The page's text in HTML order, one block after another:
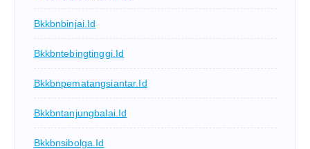
Bkkbnbinjai.id
Bkkbntebingtinggi.id
Bkkbnpematangsiantar.id
Bkkbntanjungbalai.id
Bkkbnsibolga.id